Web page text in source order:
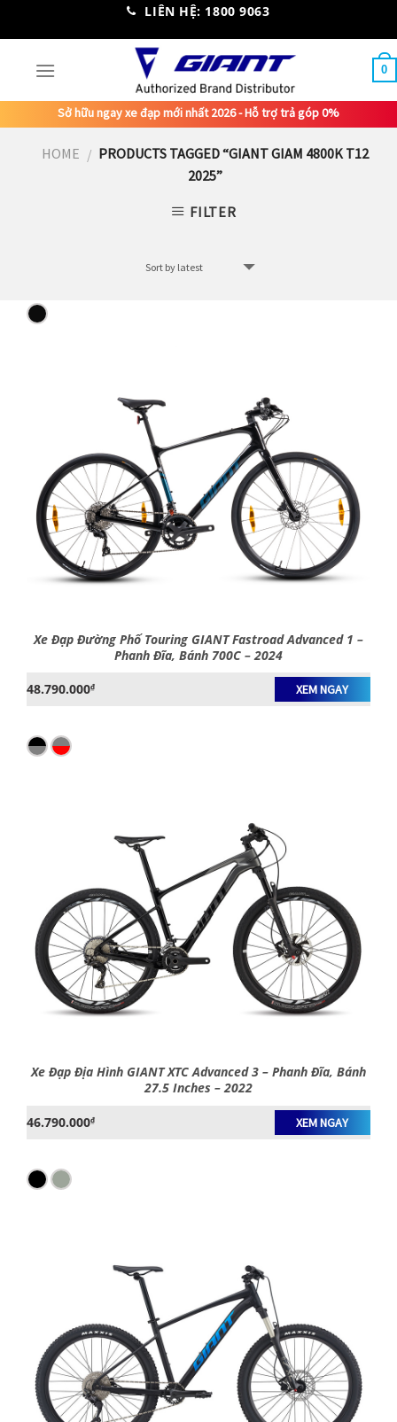
LIÊN HỆ: 1800 9063
0
Sở hữu ngay xe đạp mới nhất 2026 - Hỗ trợ trả góp 0%
HOME / PRODUCTS TAGGED “GIANT GIAM 4800K T12
2025”
FILTER
Xe Đạp Đường Phố Touring GIANT Fastroad Advanced 1 –
Phanh Đĩa, Bánh 700C – 2024
48.790.000₫ XEM NGAY
Xe Đạp Địa Hình GIANT XTC Advanced 3 – Phanh Đĩa, Bánh
27.5 Inches – 2022
46.790.000₫ XEM NGAY